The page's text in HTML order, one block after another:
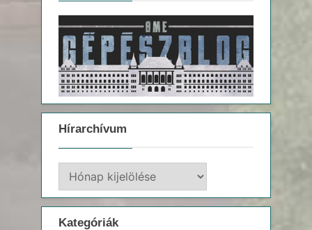
Hírarchívum
Hírarchívum
Kategóriák